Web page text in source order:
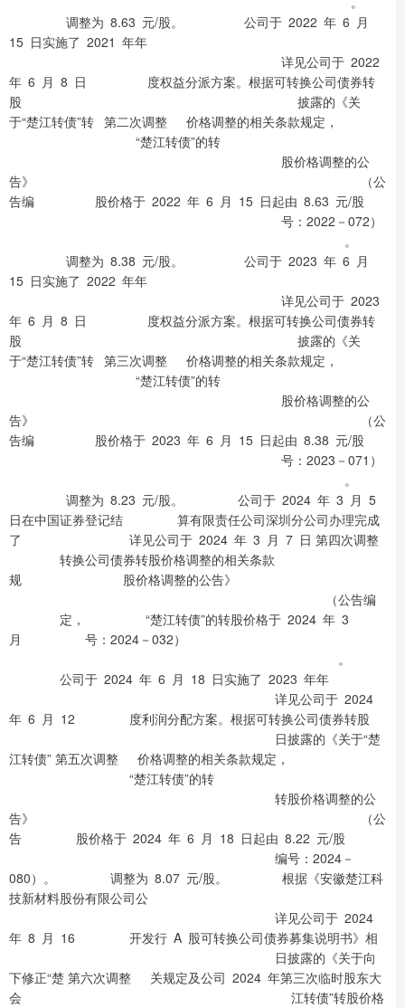
调整为 8.63 元/股。 公司于 2022 年 6 月
15 日实施了 2021 年年
详见公司于 2022
年 6 月 8 日 度权益分派方案。根据可转换公司债券转
股 披露的《关
于“楚江转债”转 第二次调整 价格调整的相关条款规定，
“楚江转债”的转
股价格调整的公
告》 （公
告编 股价格于 2022 年 6 月 15 日起由 8.63 元/股
号：2022－072）
。
调整为 8.38 元/股。 公司于 2023 年 6 月
15 日实施了 2022 年年
详见公司于 2023
年 6 月 8 日 度权益分派方案。根据可转换公司债券转
股 披露的《关
于“楚江转债”转 第三次调整 价格调整的相关条款规定，
“楚江转债”的转
股价格调整的公
告》 （公
告编 股价格于 2023 年 6 月 15 日起由 8.38 元/股
号：2023－071）
。
调整为 8.23 元/股。 公司于 2024 年 3 月 5
日在中国证券登记结 算有限责任公司深圳分公司办理完成
了 详见公司于 2024 年 3 月 7 日 第四次调整
转换公司债券转股价格调整的相关条款
规 股价格调整的公告》
（公告编
定， “楚江转债”的转股价格于 2024 年 3
月 号：2024－032）
。
公司于 2024 年 6 月 18 日实施了 2023 年年
详见公司于 2024
年 6 月 12 度利润分配方案。根据可转换公司债券转股
日披露的《关于“楚
江转债” 第五次调整 价格调整的相关条款规定，
“楚江转债”的转
转股价格调整的公
告》 （公
告 股价格于 2024 年 6 月 18 日起由 8.22 元/股
编号：2024－
080）。 调整为 8.07 元/股。 根据《安徽楚江科
技新材料股份有限公司公
详见公司于 2024
年 8 月 16 开发行 A 股可转换公司债券募集说明书》相
日披露的《关于向
下修正“楚 第六次调整 关规定及公司 2024 年第三次临时股东大
会 江转债”转股价格